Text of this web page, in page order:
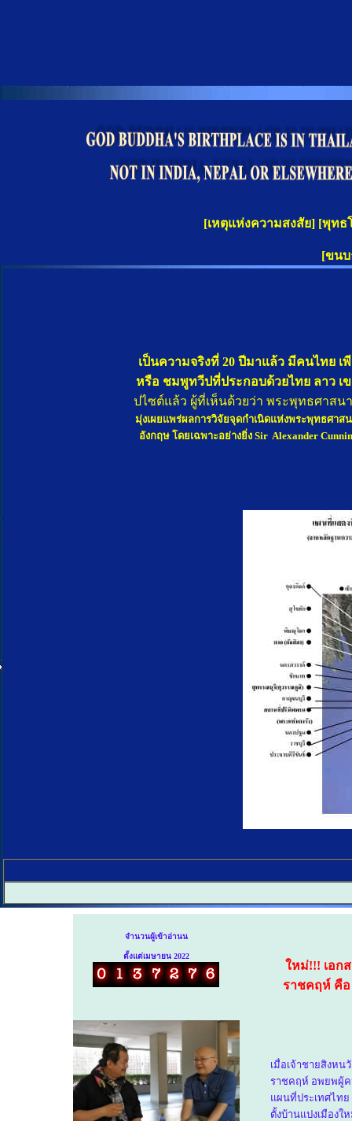
[เหตุแห่งความสงสัย] [พุทธ
[ขนบ
เป็นความจริงที่ 20 ปีมาแล้ว มีคนไทย
หรือ ชมพูทวีปที่ประกอบด้วยไทย ลาว เ
ปไซต์แล้ว ผู้ที่เห็นด้วยว่า พระพุทธศาสน
มุ่งเผยแพร่ผลการวิจัยจุดกำเนิดแห่งพระพุทธศา
อังกฤษ โดยเฉพาะอย่างยิ่ง Sir Alexander
จำนวนผู้เข้าอ่านน
ตั้งแต่เมษายน 2022
ใหม่!!! เอก
ราชคฤห์ คื
เมื่อเจ้าชายสิงหน
ราชคฤห์ อพยพผู้ค
แผนที่ประเทศไทย
ตั้งบ้านแปงเมือง